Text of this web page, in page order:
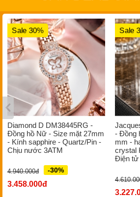
Sale 30%
Diamond D DM38445RG -
Đồng hồ Nữ - Size mặt 27mm
- Kính sapphire - Quartz/Pin -
Chịu nước 3ATM
4.940.000đ -30%
3.458.000đ
Sale
- Đồng
mm -
crystal
Điện tử